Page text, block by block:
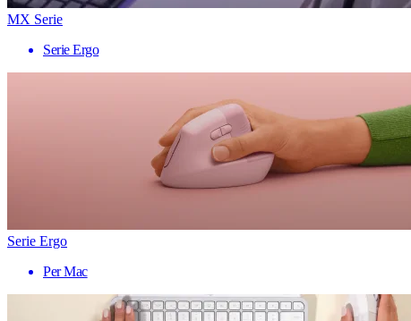
MX Serie
Serie Ergo
Serie Ergo
Per Mac